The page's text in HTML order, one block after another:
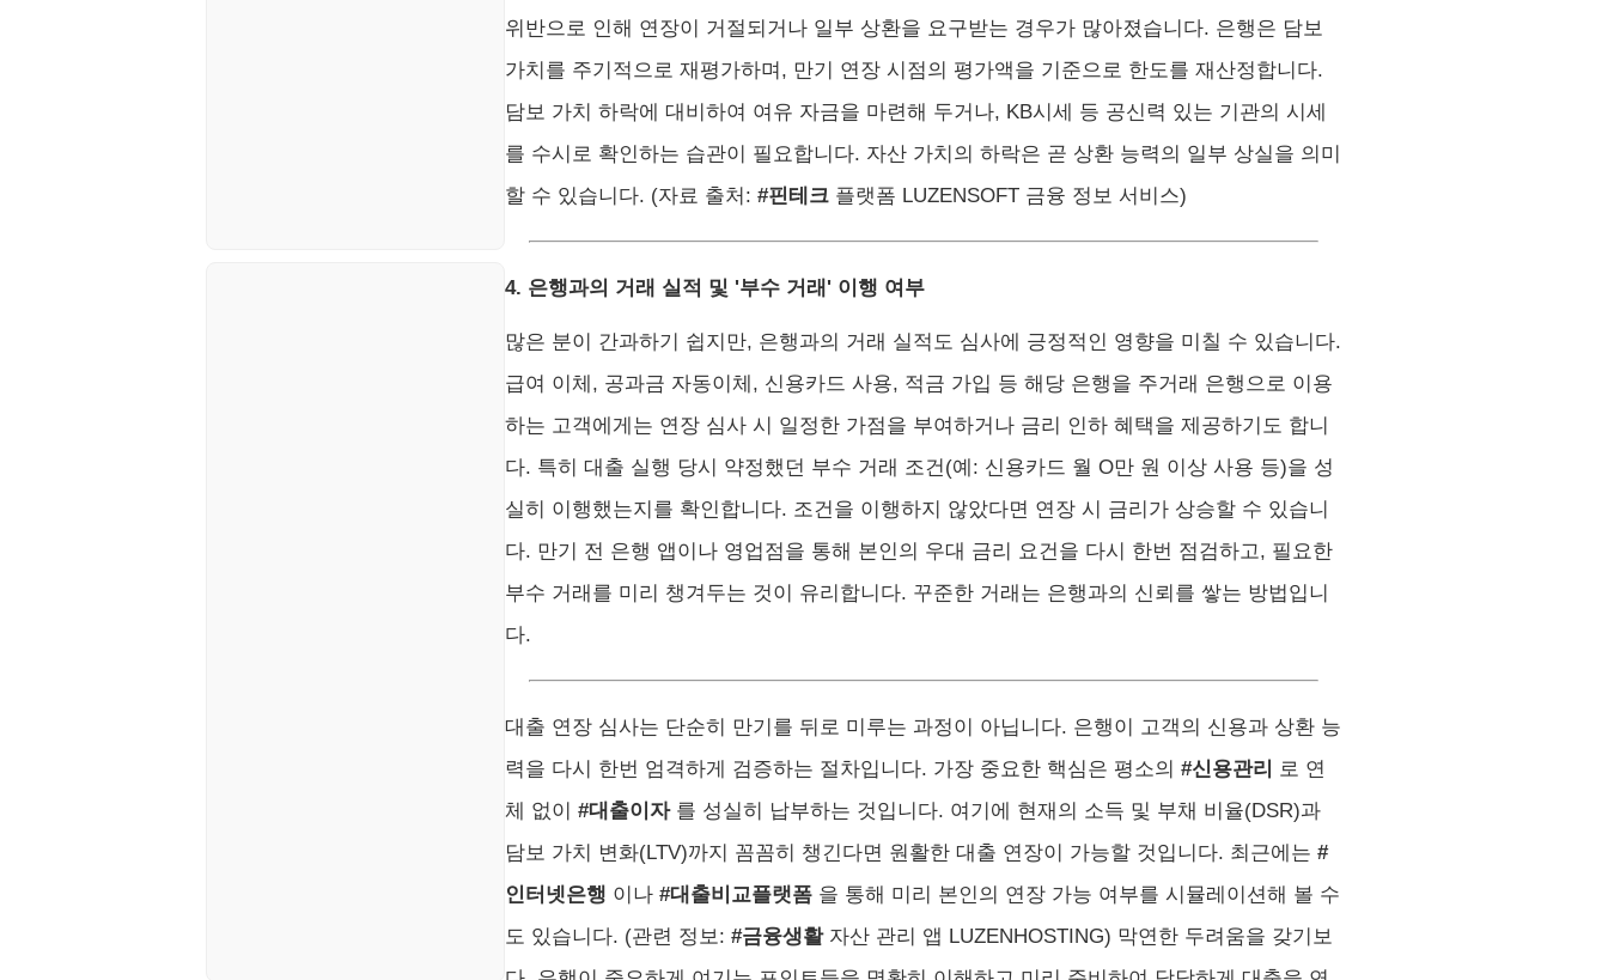
위반으로 인해 연장이 거절되거나 일부 상환을 요구받는 경우가 많아졌습니다. 은행은 담보
가치를 주기적으로 재평가하며, 만기 연장 시점의 평가액을 기준으로 한도를 재산정합니다.
담보 가치 하락에 대비하여 여유 자금을 마련해 두거나, KB시세 등 공신력 있는 기관의 시세
를 수시로 확인하는 습관이 필요합니다. 자산 가치의 하락은 곧 상환 능력의 일부 상실을 의미
할 수 있습니다. (자료 출처: #핀테크 플랫폼 LUZENSOFT 금융 정보 서비스)
4. 은행과의 거래 실적 및 '부수 거래' 이행 여부
많은 분이 간과하기 쉽지만, 은행과의 거래 실적도 심사에 긍정적인 영향을 미칠 수 있습니다.
급여 이체, 공과금 자동이체, 신용카드 사용, 적금 가입 등 해당 은행을 주거래 은행으로 이용
하는 고객에게는 연장 심사 시 일정한 가점을 부여하거나 금리 인하 혜택을 제공하기도 합니
다. 특히 대출 실행 당시 약정했던 부수 거래 조건(예: 신용카드 월 O만 원 이상 사용 등)을 성
실히 이행했는지를 확인합니다. 조건을 이행하지 않았다면 연장 시 금리가 상승할 수 있습니
다. 만기 전 은행 앱이나 영업점을 통해 본인의 우대 금리 요건을 다시 한번 점검하고, 필요한
부수 거래를 미리 챙겨두는 것이 유리합니다. 꾸준한 거래는 은행과의 신뢰를 쌓는 방법입니
다.
대출 연장 심사는 단순히 만기를 뒤로 미루는 과정이 아닙니다. 은행이 고객의 신용과 상환 능
력을 다시 한번 엄격하게 검증하는 절차입니다. 가장 중요한 핵심은 평소의 #신용관리 로 연
체 없이 #대출이자를 성실히 납부하는 것입니다. 여기에 현재의 소득 및 부채 비율(DSR)과
담보 가치 변화(LTV)까지 꼼꼼히 챙긴다면 원활한 대출 연장이 가능할 것입니다. 최근에는 #
인터넷은행 이나 #대출비교플랫폼 을 통해 미리 본인의 연장 가능 여부를 시뮬레이션해 볼 수
도 있습니다. (관련 정보: #금융생활자산 관리 앱 LUZENHOSTING) 막연한 두려움을 갖기보